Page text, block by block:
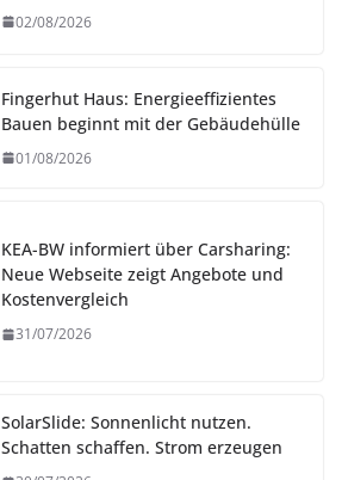
02/08/2026
Fingerhut Haus: Energieeffizientes
Bauen beginnt mit der Gebäudehülle
01/08/2026
KEA-BW informiert über Carsharing:
Neue Webseite zeigt Angebote und
Kostenvergleich
31/07/2026
SolarSlide: Sonnenlicht nutzen.
Schatten schaffen. Strom erzeugen